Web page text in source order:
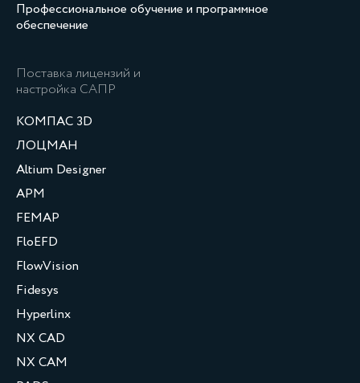
Профессиональное обучение и программное
обеспечение
Поставка лицензий и
настройка САПР
КОМПАС 3D
ЛОЦМАН
Altium Designer
APM
FEMAP
FloEFD
FlowVision
Fidesys
Hyperlinx
NX CAD
NX CAM